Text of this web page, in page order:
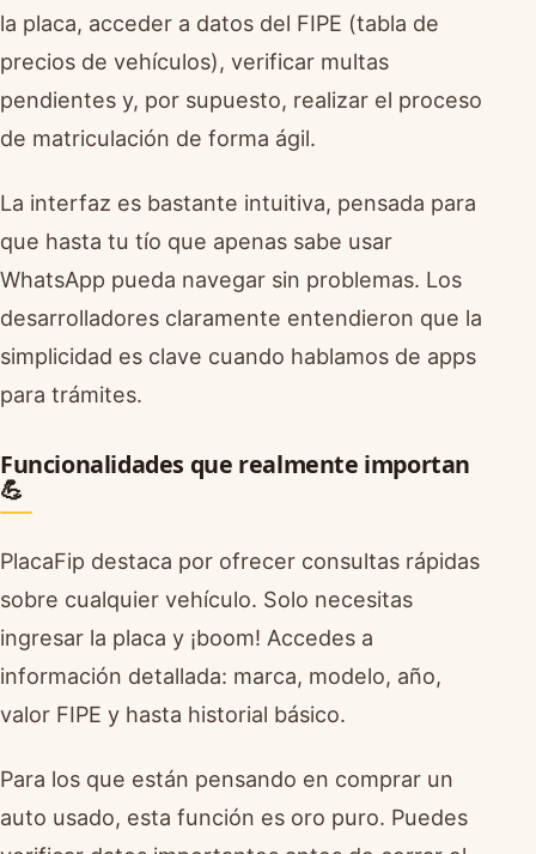
la placa, acceder a datos del FIPE (tabla de
precios de vehículos), verificar multas
pendientes y, por supuesto, realizar el proceso
de matriculación de forma ágil.
La interfaz es bastante intuitiva, pensada para
que hasta tu tío que apenas sabe usar
WhatsApp pueda navegar sin problemas. Los
desarrolladores claramente entendieron que la
simplicidad es clave cuando hablamos de apps
para trámites.
Funcionalidades que realmente importan
💪
PlacaFip destaca por ofrecer consultas rápidas
sobre cualquier vehículo. Solo necesitas
ingresar la placa y ¡boom! Accedes a
información detallada: marca, modelo, año,
valor FIPE y hasta historial básico.
Para los que están pensando en comprar un
auto usado, esta función es oro puro. Puedes